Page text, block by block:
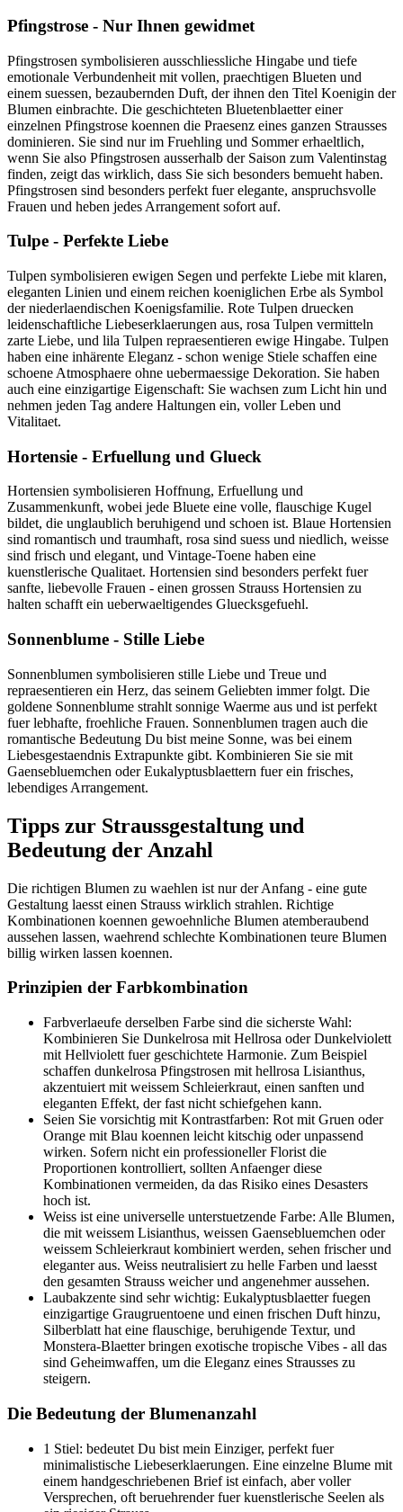
Pfingstrose - Nur Ihnen gewidmet
Pfingstrosen symbolisieren ausschliessliche Hingabe und tiefe
emotionale Verbundenheit mit vollen, praechtigen Blueten und
einem suessen, bezaubernden Duft, der ihnen den Titel Koenigin der
Blumen einbrachte. Die geschichteten Bluetenblaetter einer
einzelnen Pfingstrose koennen die Praesenz eines ganzen Strausses
dominieren. Sie sind nur im Fruehling und Sommer erhaeltlich,
wenn Sie also Pfingstrosen ausserhalb der Saison zum Valentinstag
finden, zeigt das wirklich, dass Sie sich besonders bemueht haben.
Pfingstrosen sind besonders perfekt fuer elegante, anspruchsvolle
Frauen und heben jedes Arrangement sofort auf.
Tulpe - Perfekte Liebe
Tulpen symbolisieren ewigen Segen und perfekte Liebe mit klaren,
eleganten Linien und einem reichen koeniglichen Erbe als Symbol
der niederlaendischen Koenigsfamilie. Rote Tulpen druecken
leidenschaftliche Liebeserklaerungen aus, rosa Tulpen vermitteln
zarte Liebe, und lila Tulpen repraesentieren ewige Hingabe. Tulpen
haben eine inhärente Eleganz - schon wenige Stiele schaffen eine
schoene Atmosphaere ohne uebermaessige Dekoration. Sie haben
auch eine einzigartige Eigenschaft: Sie wachsen zum Licht hin und
nehmen jeden Tag andere Haltungen ein, voller Leben und
Vitalitaet.
Hortensie - Erfuellung und Glueck
Hortensien symbolisieren Hoffnung, Erfuellung und
Zusammenkunft, wobei jede Bluete eine volle, flauschige Kugel
bildet, die unglaublich beruhigend und schoen ist. Blaue Hortensien
sind romantisch und traumhaft, rosa sind suess und niedlich, weisse
sind frisch und elegant, und Vintage-Toene haben eine
kuenstlerische Qualitaet. Hortensien sind besonders perfekt fuer
sanfte, liebevolle Frauen - einen grossen Strauss Hortensien zu
halten schafft ein ueberwaeltigendes Gluecksgefuehl.
Sonnenblume - Stille Liebe
Sonnenblumen symbolisieren stille Liebe und Treue und
repraesentieren ein Herz, das seinem Geliebten immer folgt. Die
goldene Sonnenblume strahlt sonnige Waerme aus und ist perfekt
fuer lebhafte, froehliche Frauen. Sonnenblumen tragen auch die
romantische Bedeutung Du bist meine Sonne, was bei einem
Liebesgestaendnis Extrapunkte gibt. Kombinieren Sie sie mit
Gaensebluemchen oder Eukalyptusblaettern fuer ein frisches,
lebendiges Arrangement.
Tipps zur Straussgestaltung und
Bedeutung der Anzahl
Die richtigen Blumen zu waehlen ist nur der Anfang - eine gute
Gestaltung laesst einen Strauss wirklich strahlen. Richtige
Kombinationen koennen gewoehnliche Blumen atemberaubend
aussehen lassen, waehrend schlechte Kombinationen teure Blumen
billig wirken lassen koennen.
Prinzipien der Farbkombination
Farbverlaeufe derselben Farbe sind die sicherste Wahl:
Kombinieren Sie Dunkelrosa mit Hellrosa oder Dunkelviolett
mit Hellviolett fuer geschichtete Harmonie. Zum Beispiel
schaffen dunkelrosa Pfingstrosen mit hellrosa Lisianthus,
akzentuiert mit weissem Schleierkraut, einen sanften und
eleganten Effekt, der fast nicht schiefgehen kann.
Seien Sie vorsichtig mit Kontrastfarben: Rot mit Gruen oder
Orange mit Blau koennen leicht kitschig oder unpassend
wirken. Sofern nicht ein professioneller Florist die
Proportionen kontrolliert, sollten Anfaenger diese
Kombinationen vermeiden, da das Risiko eines Desasters
hoch ist.
Weiss ist eine universelle unterstuetzende Farbe: Alle Blumen,
die mit weissem Lisianthus, weissen Gaensebluemchen oder
weissem Schleierkraut kombiniert werden, sehen frischer und
eleganter aus. Weiss neutralisiert zu helle Farben und laesst
den gesamten Strauss weicher und angenehmer aussehen.
Laubakzente sind sehr wichtig: Eukalyptusblaetter fuegen
einzigartige Graugruentoene und einen frischen Duft hinzu,
Silberblatt hat eine flauschige, beruhigende Textur, und
Monstera-Blaetter bringen exotische tropische Vibes - all das
sind Geheimwaffen, um die Eleganz eines Strausses zu
steigern.
Die Bedeutung der Blumenanzahl
1 Stiel: bedeutet Du bist mein Einziger, perfekt fuer
minimalistische Liebeserklaerungen. Eine einzelne Blume mit
einem handgeschriebenen Brief ist einfach, aber voller
Versprechen, oft beruehrender fuer kuenstlerische Seelen als